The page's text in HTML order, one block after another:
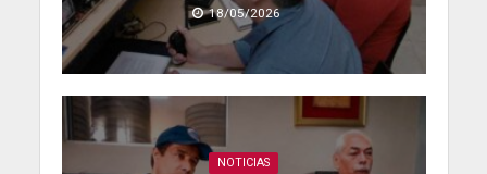
18/05/2026
NOTICIAS